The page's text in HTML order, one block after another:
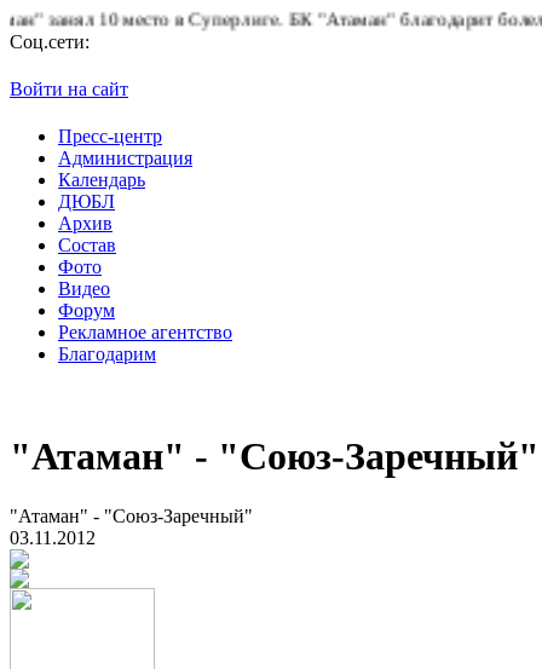
10 место в Суперлиге.БК "Атаман" благодарит
Соц.сети:
Войти на сайт
Пресс-центр
Администрация
Календарь
ДЮБЛ
Архив
Состав
Фото
Видео
Форум
Рекламное агентство
Благодарим
"Атаман" - "Союз-Заречный"
"Атаман" - "Союз-Заречный"
03.11.2012